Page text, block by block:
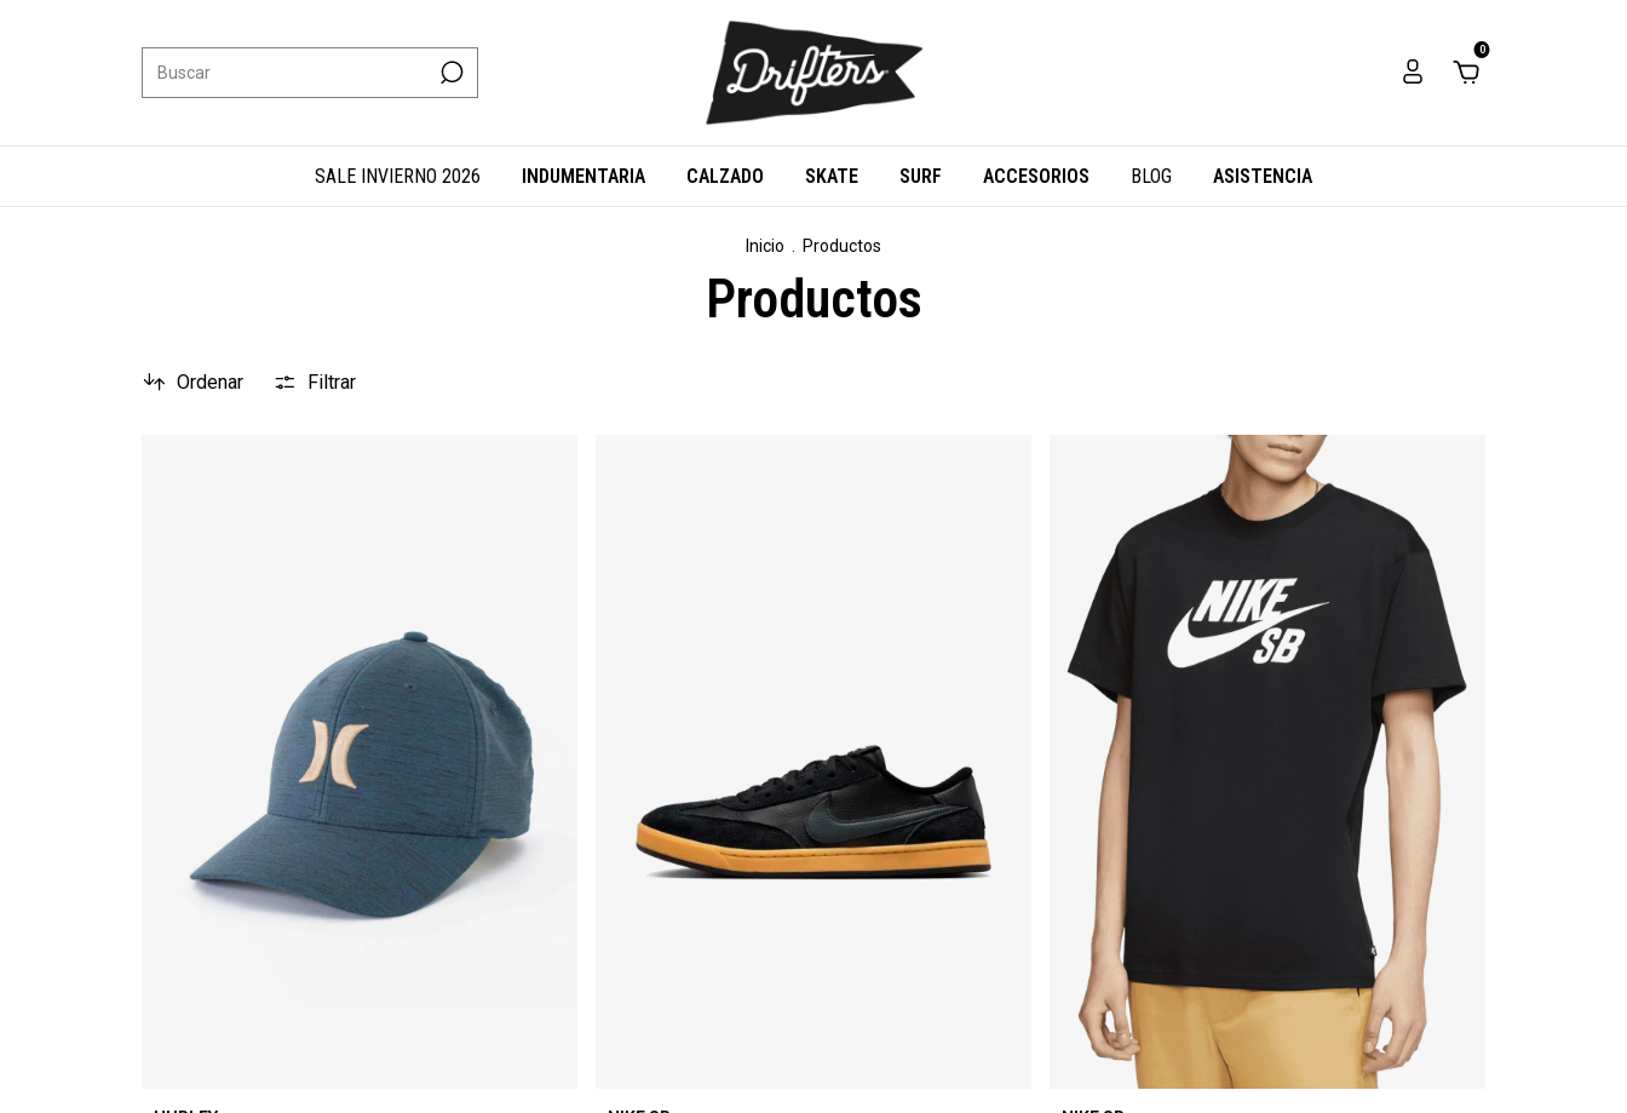
0
SALE INVIERNO 2026 INDUMENTARIA CALZADO SKATE SURF ACCESORIOS BLOG ASISTENCIA
Inicio Productos
Productos
Ordenar Filtrar